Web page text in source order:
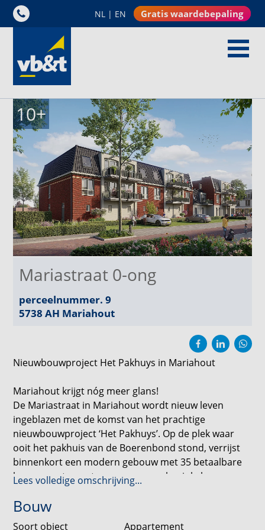
NL | EN Gratis waardebepaling
10+
Mariastraat 0-ong
perceelnummer. 9
5738 AH Mariahout
Nieuwbouwproject Het Pakhuys in Mariahout
Mariahout krijgt nóg meer glans!
De Mariastraat in Mariahout wordt nieuw leven
ingeblazen met de komst van het prachtige
nieuwbouwproject ‘Het Pakhuys’. Op de plek waar
ooit het pakhuis van de Boerenbond stond, verrijst
binnenkort een modern gebouw met 35 betaalbare
koopappartementen en een gemakswinkel.
De appartementen bieden volop comfort: een eigen
Lees volledige omschrijving...
Bouw
Soort object
Appartement